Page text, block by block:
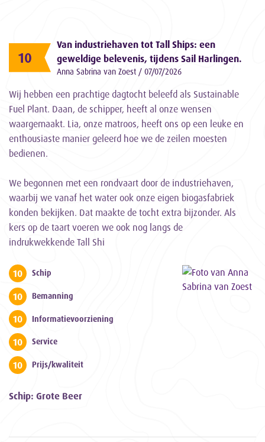
10
Van industriehaven tot Tall Ships: een
geweldige belevenis, tijdens Sail Harlingen.
Anna Sabrina van Zoest / 07/07/2026
Wij hebben een prachtige dagtocht beleefd als Sustainable
Fuel Plant. Daan, de schipper, heeft al onze wensen
waargemaakt. Lia, onze matroos, heeft ons op een leuke en
enthousiaste manier geleerd hoe we de zeilen moesten
bedienen.
We begonnen met een rondvaart door de industriehaven,
waarbij we vanaf het water ook onze eigen biogasfabriek
konden bekijken. Dat maakte de tocht extra bijzonder. Als
kers op de taart voeren we ook nog langs de
indrukwekkende Tall Shi
10 Schip
10 Bemanning
10 Informatievoorziening
10 Service
10 Prijs/kwaliteit
Schip: Grote Beer